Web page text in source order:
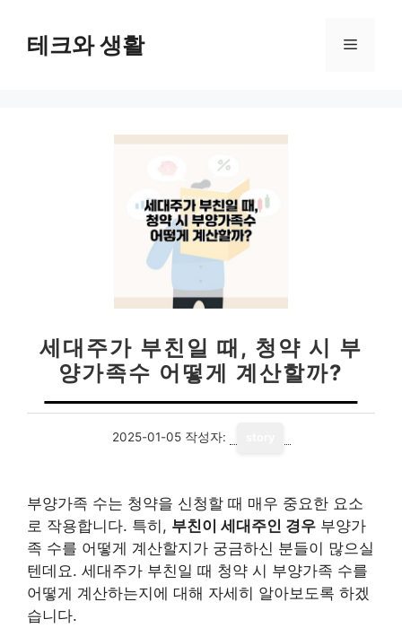
테크와 생활 메
세대주가 부친일 때, 청약 시 부
양가족수 어떻게 계산할까?
2025-01-05 작성자:
부양가족 수는 청약을 신청할 때 매우 중요한 요소
로 작용합니다. 특히, 부친이 세대주인 경우 부양가
족 수를 어떻게 계산할지가 궁금하신 분들이 많으실
텐데요. 세대주가 부친일 때 청약 시 부양가족 수를
어떻게 계산하는지에 대해 자세히 알아보도록 하겠
습니다.